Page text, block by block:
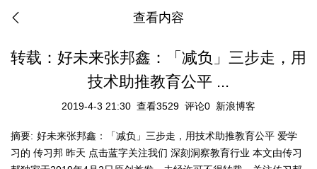
查看内容
转载：好未来张邦鑫：「减负」三步走，用
技术助推教育公平 ...
2019-4-3 21:30 查看3529 评论0 新浪博客
摘要: 好未来张邦鑫：「减负」三步走，用技术助推教育公平 爱学
习的 传习邦 昨天 点击蓝字关注我们 深刻洞察教育行业 本文由传习